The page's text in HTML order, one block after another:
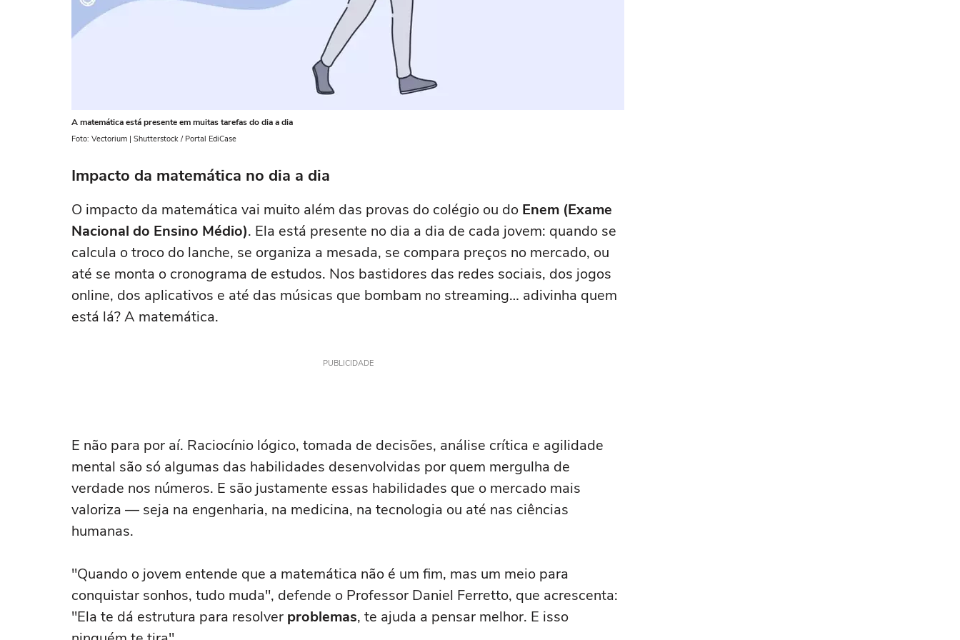
A matemática está presente em muitas tarefas do dia a dia
Foto: Vectorium | Shutterstock / Portal EdiCase
Impacto da matemática no dia a dia
O impacto da matemática vai muito além das provas do colégio ou do Enem (Exame
Nacional do Ensino Médio). Ela está presente no dia a dia de cada jovem: quando se
calcula o troco do lanche, se organiza a mesada, se compara preços no mercado, ou
até se monta o cronograma de estudos. Nos bastidores das redes sociais, dos jogos
online, dos aplicativos e até das músicas que bombam no streaming… adivinha quem
está lá? A matemática.
PUBLICIDADE
E não para por aí. Raciocínio lógico, tomada de decisões, análise crítica e agilidade
mental são só algumas das habilidades desenvolvidas por quem mergulha de
verdade nos números. E são justamente essas habilidades que o mercado mais
valoriza — seja na engenharia, na medicina, na tecnologia ou até nas ciências
humanas.
"Quando o jovem entende que a matemática não é um fim, mas um meio para
conquistar sonhos, tudo muda", defende o Professor Daniel Ferretto, que acrescenta:
"Ela te dá estrutura para resolver problemas, te ajuda a pensar melhor. E isso